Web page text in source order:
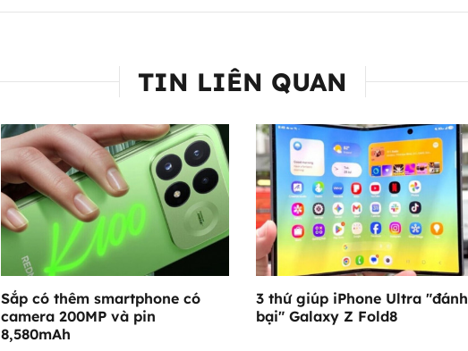
TIN LIÊN QUAN
Sắp có thêm smartphone có
camera 200MP và pin
8,580mAh
3 thứ giúp iPhone Ultra "đánh
bại" Galaxy Z Fold8